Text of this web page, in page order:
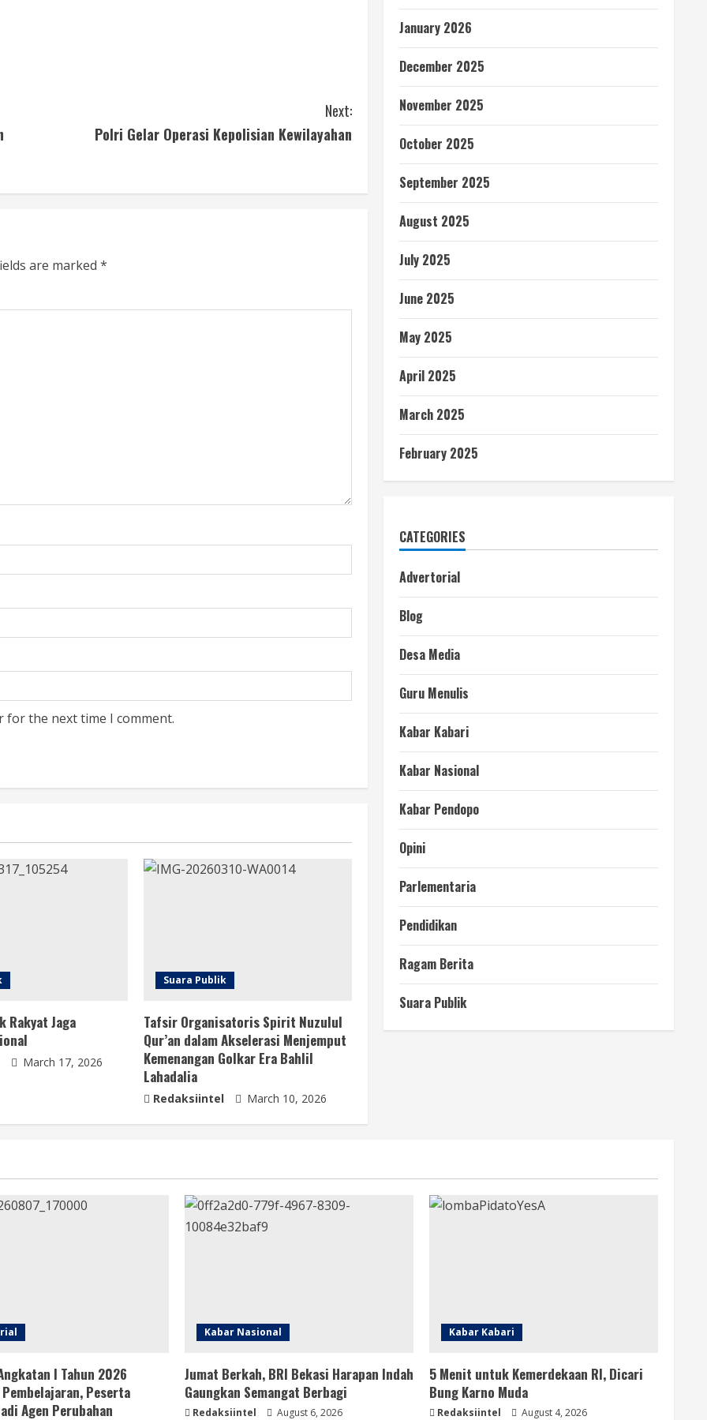
Next:
Polri Gelar Operasi Kepolisian Kewilayahan
are marked *
for the next time I comment.
Rakyat Jaga
March 17, 2026
Suara Publik
Tafsir Organisatoris Spirit Nuzulul
Qur’an dalam Akselerasi Menjemput
Kemenangan Golkar Era Bahlil
Lahadalia
Redaksiintel March 10, 2026
January 2026
December 2025
November 2025
October 2025
September 2025
August 2025
July 2025
June 2025
May 2025
April 2025
March 2025
February 2025
CATEGORIES
Advertorial
Blog
Desa Media
Guru Menulis
Kabar Kabari
Kabar Nasional
Kabar Pendopo
Opini
Parlementaria
Pendidikan
Ragam Berita
Suara Publik
I Tahun 2026
Peserta
Agen Perubahan
Kabar Nasional
Jumat Berkah, BRI Bekasi Harapan Indah
Gaungkan Semangat Berbagi
Redaksiintel August 6, 2026
Kabar Kabari
5 Menit untuk Kemerdekaan RI, Dicari
Bung Karno Muda
Redaksiintel August 4, 2026